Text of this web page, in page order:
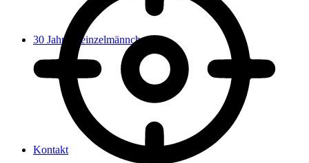
30 Jahre Heinzelmännchen
Kontakt